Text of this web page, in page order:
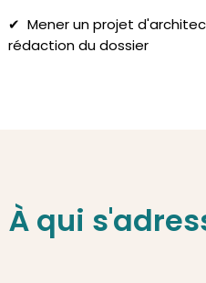
✔ Mener un projet
rédaction du dossier
À qui